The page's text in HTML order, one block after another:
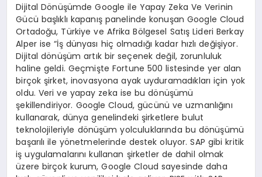
Dijital Dönüşümde Google ile Yapay Zeka Ve Verinin
Gücü başlıklı kapanış panelinde konuşan Google Cloud
Ortadoğu, Türkiye ve Afrika Bölgesel Satış Lideri Berkay
Alper ise “İş dünyası hiç olmadığı kadar hızlı değişiyor.
Dijital dönüşüm artık bir seçenek değil, zorunluluk
haline geldi. Geçmişte Fortune 500 listesinde yer alan
birçok şirket, inovasyona ayak uyduramadıkları için yok
oldu. Veri ve yapay zeka ise bu dönüşümü
şekillendiriyor. Google Cloud, gücünü ve uzmanlığını
kullanarak, dünya genelindeki şirketlere bulut
teknolojileriyle dönüşüm yolculuklarında bu dönüşümü
başarılı ile yönetmelerinde destek oluyor. SAP gibi kritik
iş uygulamalarını kullanan şirketler de dahil olmak
üzere birçok kurum, Google Cloud sayesinde daha